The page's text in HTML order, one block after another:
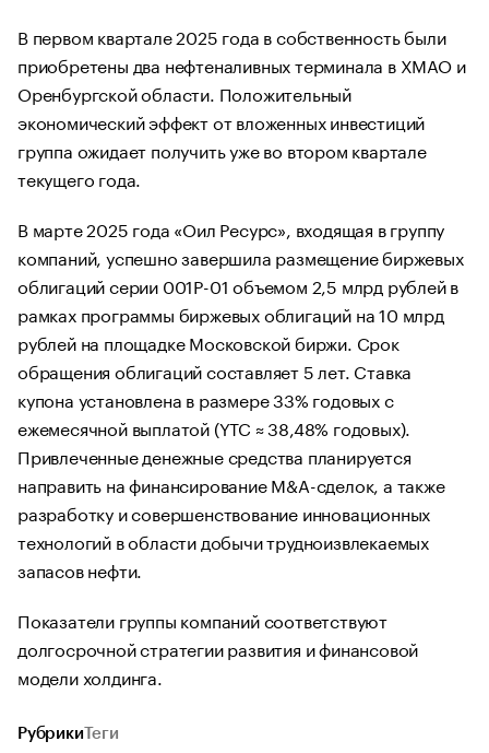
В первом квартале 2025 года в собственность были
приобретены два нефтеналивных терминала в ХМАО и
Оренбургской области. Положительный
экономический эффект от вложенных инвестиций
группа ожидает получить уже во втором квартале
текущего года.
В марте 2025 года «Оил Ресурс», входящая в группу
компаний, успешно завершила размещение биржевых
облигаций серии 001P-01 объемом 2,5 млрд рублей в
рамках программы биржевых облигаций на 10 млрд
рублей на площадке Московской биржи. Срок
обращения облигаций составляет 5 лет. Ставка
купона установлена в размере 33% годовых с
ежемесячной выплатой (YTC ≈ 38,48% годовых).
Привлеченные денежные средства планируется
направить на финансирование M&A-сделок, а также
разработку и совершенствование инновационных
технологий в области добычи трудноизвлекаемых
запасов нефти.
Показатели группы компаний соответствуют
долгосрочной стратегии развития и финансовой
модели холдинга.
Рубрики Теги